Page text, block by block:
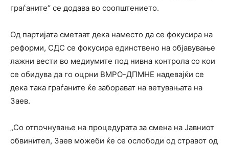
граѓаните“ се додава во соопштението.
Од партијата сметаат дека наместо да се фокусира на
реформи, СДС се фокусира единствено на објавување
лажни вести во медиумите под нивна контрола со кои
се обидува да го оцрни ВМРО-ДПМНЕ надевајќи се
дека така граѓаните ќе заборават на ветувањата на
Заев.
„Со отпочнување на процедурата за смена на Јавниот
обвинител, Заев можеби ќе се ослободи од стравот од